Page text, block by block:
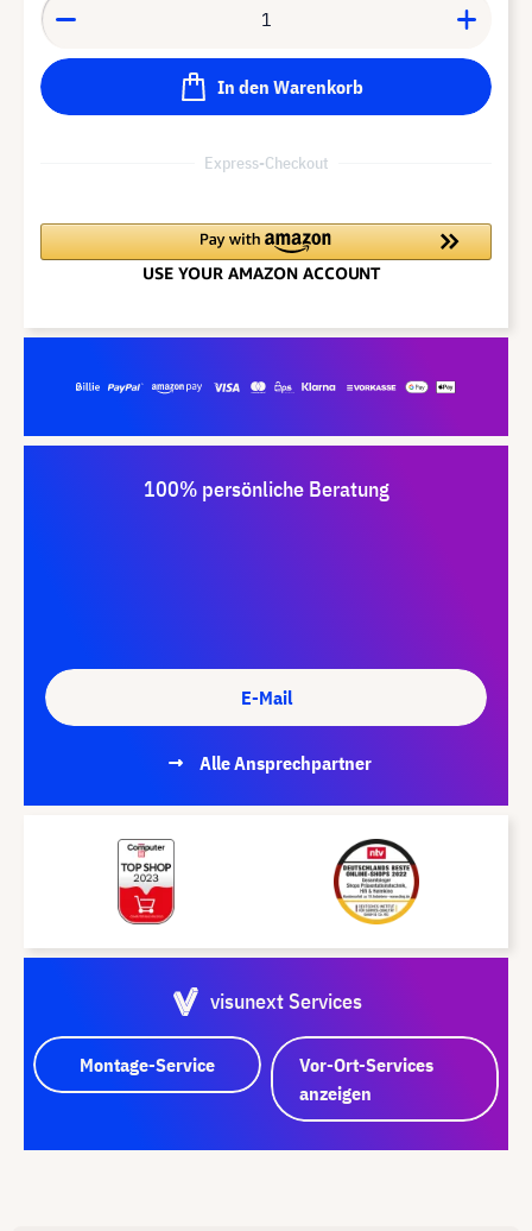
In den Warenkorb
Express-Checkout
100% persönliche Beratung
E-Mail
Alle Ansprechpartner
visunext Services
Montage-Service
Vor-Ort-Services
anzeigen